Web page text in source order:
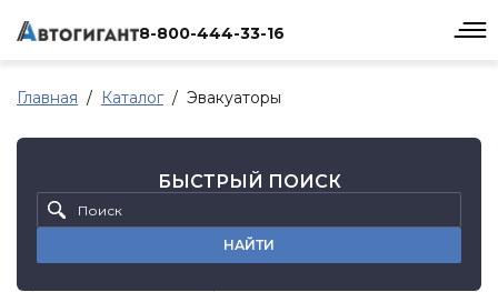
8-800-444-33-16
Главная Каталог Эвакуаторы
БЫСТРЫЙ ПОИСК
НАЙТИ